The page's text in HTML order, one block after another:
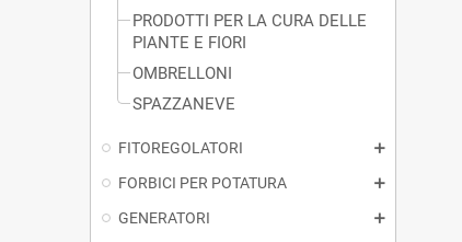
PRODOTTI PER LA CURA DELLE
PIANTE E FIORI
OMBRELLONI
SPAZZANEVE
FITOREGOLATORI
FORBICI PER POTATURA
GENERATORI